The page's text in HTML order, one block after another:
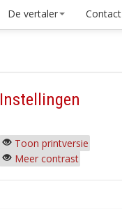
De vertaler Contact
Instellingen
Toon printversie
Meer contrast